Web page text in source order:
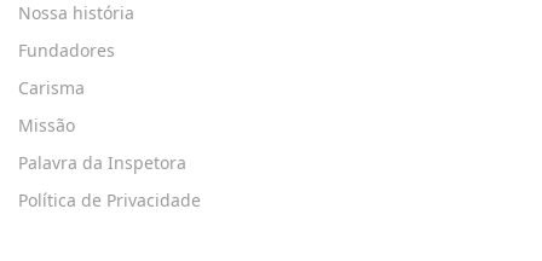
Nossa história
Fundadores
Carisma
Missão
Palavra da Inspetora
Política de Privacidade